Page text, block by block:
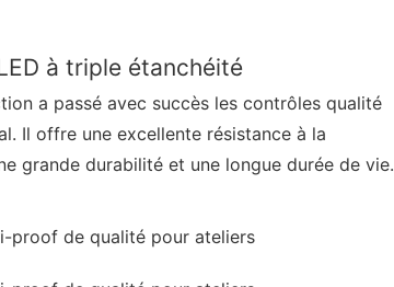
à triple étanchéité
a passé avec succès les contrôles qualité
Il offre une excellente résistance à la
grande durabilité et une longue durée de vie.